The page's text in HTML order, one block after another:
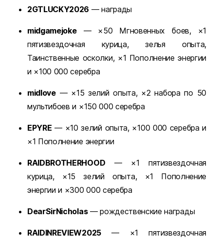
2GTLUCKY2026 — награды
midgamejoke— ×50 Мгновенных боев, ×1
пятизвездочная курица, зелья опыта,
Таинственные осколки, ×1 Пополнение энергии
и ×100 000 серебра
midlove— ×15 зелий опыта, ×2 набора по 50
мультибоев и ×150 000 серебра
EPYRE — ×10 зелий опыта, ×100 000 серебра и
×1 Пополнение энергии
RAIDBROTHERHOOD — ×1 пятизвездочная
курица, ×15 зелий опыта, ×1 Пополнение
энергии и ×300 000 серебра
DearSirNicholas— рождественские награды
RAIDINREVIEW2025— ×1 пятизвездочная